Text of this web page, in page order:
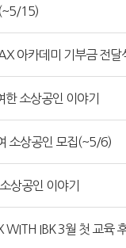
(~5/15)
아카데미 기부금 전달
소상공인 이야기
소상공인 모집(~5/6)
상공인 이야기
IBK 3월 첫 교육 후